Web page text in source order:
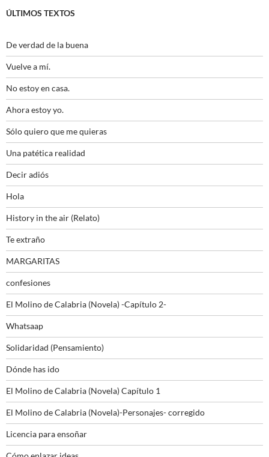
ÚLTIMOS TEXTOS
De verdad de la buena
Vuelve a mí.
No estoy en casa.
Ahora estoy yo.
Sólo quiero que me quieras
Una patética realidad
Decir adiós
Hola
History in the air (Relato)
Te extraño
MARGARITAS
confesiones
El Molino de Calabria (Novela) -Capítulo 2-
Whatsaap
Solidaridad (Pensamiento)
Dónde has ido
El Molino de Calabria (Novela) Capítulo 1
El Molino de Calabria (Novela)-Personajes- corregido
Licencia para ensoñar